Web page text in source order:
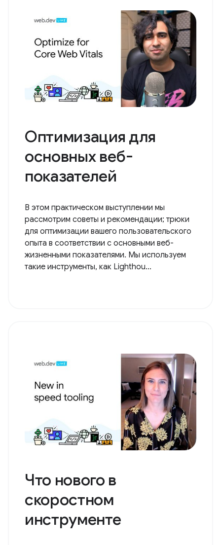
Оптимизация для
основных веб-
показателей
В этом практическом выступлении мы
рассмотрим советы и рекомендации; трюки
для оптимизации вашего пользовательского
опыта в соответствии с основными веб-
жизненными показателями. Мы используем
такие инструменты, как Lighthou...
Что нового в
скоростном
инструменте